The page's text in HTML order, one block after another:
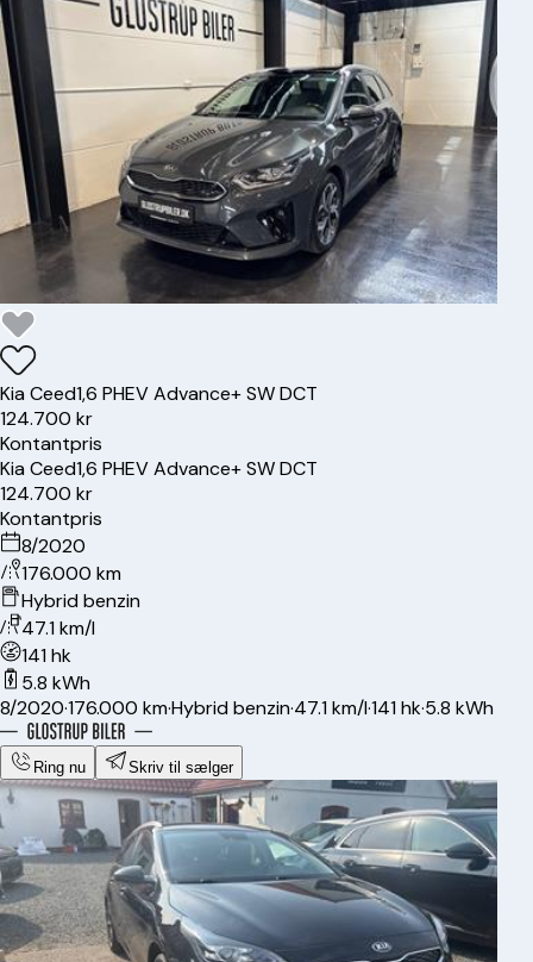
KiaCeed1,6 PHEV Advance+ SW DCT
124.700 kr
Kontantpris
KiaCeed1,6 PHEV Advance+ SW DCT
124.700 kr
Kontantpris
8/2020
176.000 km
Hybrid benzin
47.1 km/l
141 hk
5.8 kWh
8/2020·176.000 km·Hybrid benzin·47.1 km/l·141 hk·5.8 kWh
Ring nu Skriv til sælger